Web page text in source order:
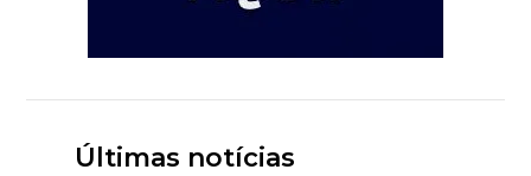
Últimas notícias